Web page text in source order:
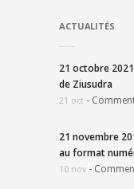
ACTUALITÉS
21 octobre
de Ziusudra
21 oct -
21 novembre
au format
10 nov -